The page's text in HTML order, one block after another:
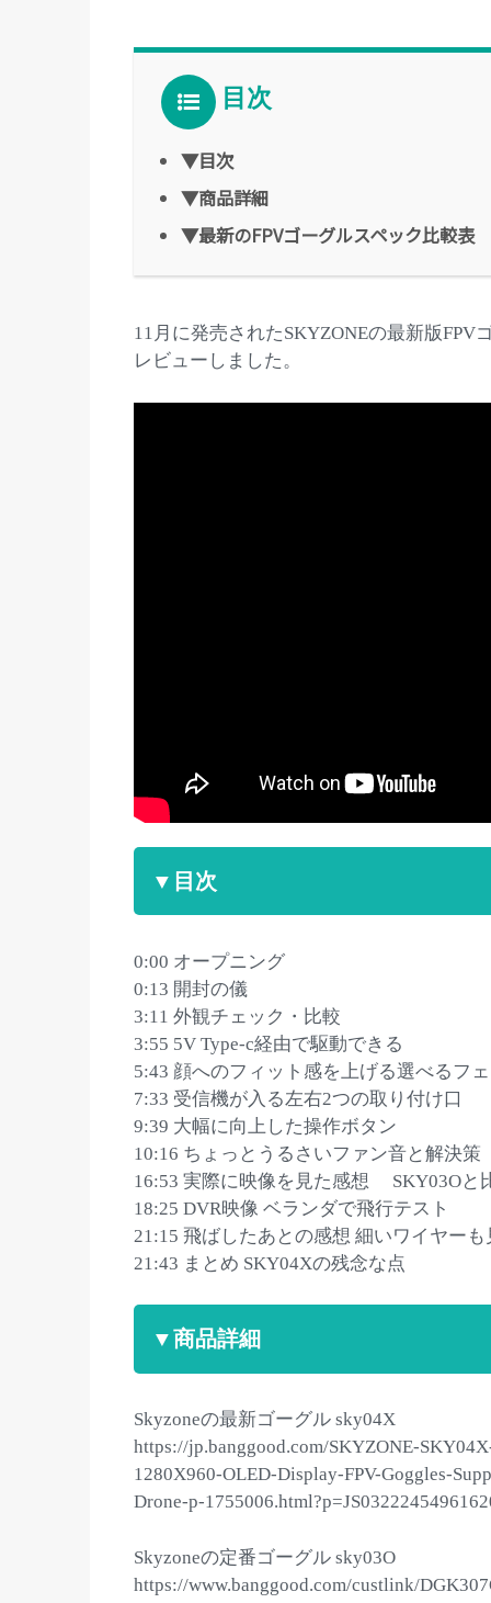
目次
▼目次
▼商品詳細
▼最新のFPVゴーグルスペック比較表
11月に発売されたSKYZONEの最新版FPV
レビューしました。
▼目次
0:00 オープニング
0:13 開封の儀
3:11 外観チェック・比較
3:55 5V Type-c経由で駆動できる
5:43 顔へのフィット感を上げる選べるフ
7:33 受信機が入る左右2つの取り付け口
9:39 大幅に向上した操作ボタン
10:16 ちょっとうるさいファン音と解決策
16:53 実際に映像を見た感想 SKY03Oと
18:25 DVR映像 ベランダで飛行テスト
21:15 飛ばしたあとの感想 細いワイヤーも
21:43 まとめ SKY04Xの残念な点
▼商品詳細
Skyzoneの最新ゴーグル sky04X
https://jp.banggood.com/SKYZONE-
1280X960-OLED-Display-FPV-Goggles-
Drone-p-
Skyzoneの定番ゴーグル sky03O
https://www.banggood.com/custlink/